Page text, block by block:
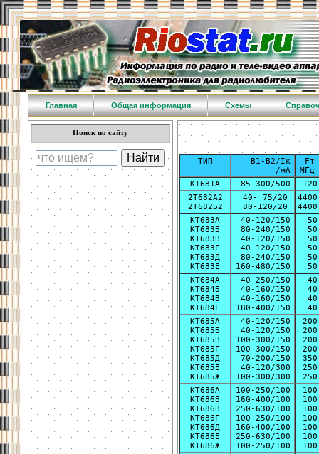
Главная Общая информация Схемы
Поиск по сайту
ТИП
B1-B2/Iк
/мА
Fт
МГц
КТ681А
85-300/500
120
2Т682А2
2Т682Б2
40- 75/20
80-120/20
4400
4400
КТ683А
КТ683Б
КТ683В
КТ683Г
КТ683Д
КТ683Е
40-120/150
80-240/150
40-120/150
40-120/150
80-240/150
160-480/150
50
50
50
50
50
50
КТ684А
КТ684Б
КТ684В
КТ684Г
40-250/150
40-160/150
40-160/150
180-400/150
40
40
40
40
КТ685А
КТ685Б
КТ685В
КТ685Г
КТ685Д
КТ685Е
КТ685Ж
40-120/150
40-120/150
100-300/150
100-300/150
70-200/150
40-120/300
100-300/300
200
200
200
200
350
250
250
КТ686А
КТ686Б
КТ686В
КТ686Г
КТ686Д
КТ686Е
КТ686Ж
100-250/100
160-400/100
250-630/100
100-250/100
160-400/100
250-630/100
100-250/100
100
100
100
100
100
100
100